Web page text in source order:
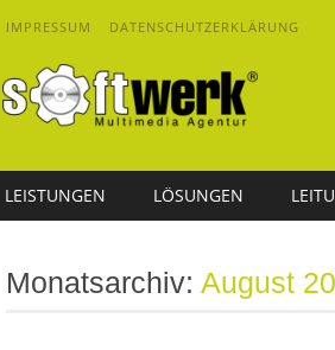
IMPRESSUM DATENSCHUTZERKLÄRUNG
Main menu
LEISTUNGEN LÖSUNGEN
Monatsarchiv: August